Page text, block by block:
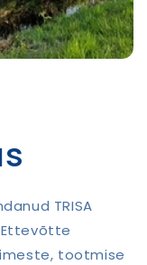
TRISA
tootmise